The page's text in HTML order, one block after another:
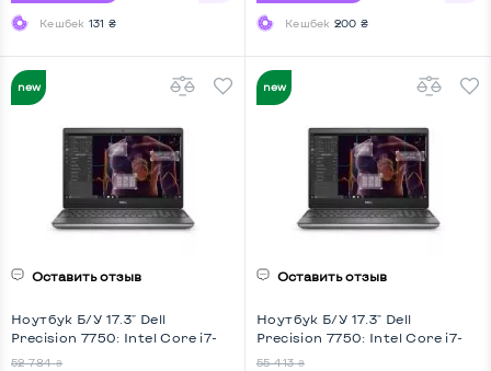
Кешбек 131 ₴ Кешбек 200 ₴
Оставить отзыв
Ноутбук Б/У 17.3" Dell
Precision 7750: Intel Core i7-
52 784 ₴
Оставить отзыв
Ноутбук Б/У 17.3" Dell
Precision 7750: Intel Core i7-
55 413 ₴